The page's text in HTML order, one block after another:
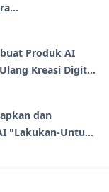
2026
Produk AI
Kreasi Digital
dan
"Lakukan-Untuk-
2026)